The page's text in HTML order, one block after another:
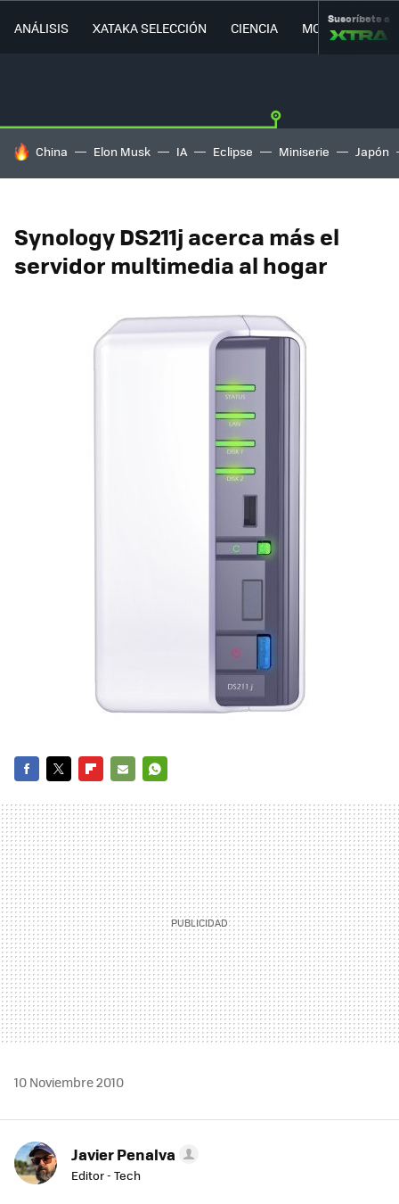
ANÁLISIS XATAKA SELECCIÓN CIENCIA MOVILIDAD
Suscríbete a
HOY SE HABLA DE
China Elon Musk IA Eclipse Miniserie Japón
Synology DS211j acerca más el
servidor multimedia al hogar
MAIL
10 Noviembre 2010
Javier Penalva
Editor - Tech